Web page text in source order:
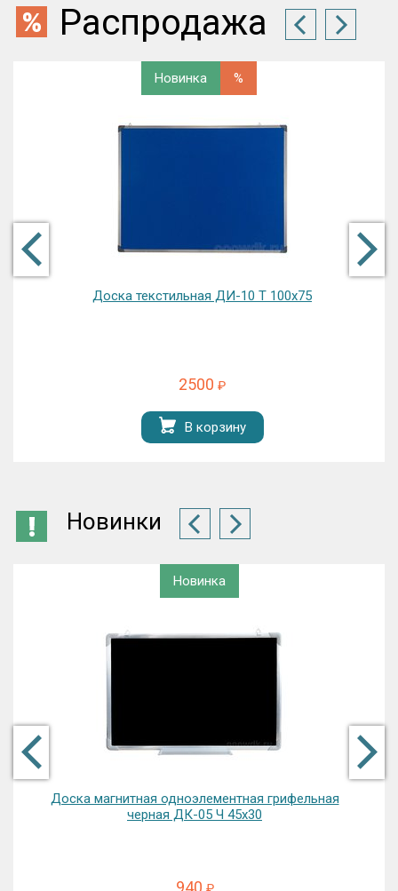
Распродажа
Новинка %
Доска текстильная ДИ-10 Т 100х75
2500 ₽
В корзину
Новинки
Новинка
Доска магнитная одноэлементная грифельная
черная ДК-05 Ч 45х30
940 ₽